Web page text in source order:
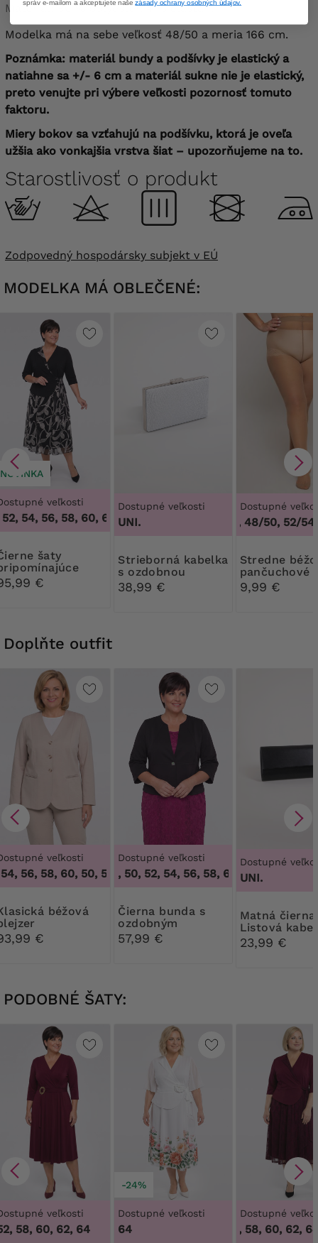
Materiál: 96 % polyester, 4 % elastan.
Modelka má na sebe veľkosť 48/50 a meria 166 cm.
Poznámka: materiál bundy a podšívky je elastický a
natiahne sa +/- 6 cm a materiál sukne nie je elastický,
preto venujte pri výbere veľkosti pozornosť tomuto
faktoru.
Miery bokov sa vzťahujú na podšívku, ktorá je oveľa
užšia ako vonkajšia vrstva šiat – upozorňujeme na to.
Starostlivosť o produkt
Zodpovedný hospodársky subjekt v EÚ
MODELKA MÁ OBLEČENÉ:
NOVINKA
veľkosti
54, 56, 58, 60, 62, 64,48, 50, 52, 54, 56, 58, 60, 62, 64
s béžovým
€
Dostupné veľkosti
UNI.
Strieborná kabelka
s ozdobnou
sponou
38,99 €
Dostupné
44/46, 48/50, 52/54,
Stredne béžové
pančuchové
nohavice 30
Ribessa
9,99 €
Doplňte outfit
veľkosti
56, 58, 60,50, 52, 54, 56, 58, 60
€
Dostupné veľkosti
46, 48, 50, 52, 54, 56, 58, 60, 62, 64
Čierna bunda s
ozdobným
gombíkom
57,99 €
Dostupné
UNI.
Matná čierna
Listová
23,99 €
PODOBNÉ ŠATY:
veľkosti
58, 60, 62, 64
-24%
Dostupné veľkosti
64
Dostupné
50, 56, 58, 60, 62, 64,
správ e-mailom a akceptujete našezásady ochrany osobných údajov.